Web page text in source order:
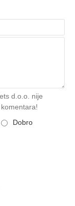
d.o.o. nije
Dobro